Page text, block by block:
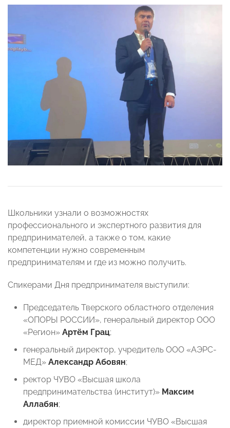
Школьники узнали о возможностях
профессионального и экспертного развития для
предпринимателей, а также о том, какие
компетенции нужно современным
предпринимателям и где из можно получить.
Спикерами Дня предпринимателя выступили:
Председатель Тверского областного отделения
«ОПОРЫ РОССИИ», генеральный директор ООО
«Регион» Артём Грац;
генеральный директор, учредитель ООО «АЭРС-
МЕД» Александр Абовян;
ректор ЧУВО «Высшая школа
предпринимательства (институт)» Максим
Аллабян;
директор приемной комиссии ЧУВО «Высшая